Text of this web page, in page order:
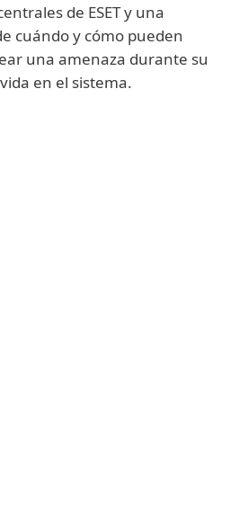
de ESET y una
cuándo y cómo pueden
una amenaza durante su
en el sistema.